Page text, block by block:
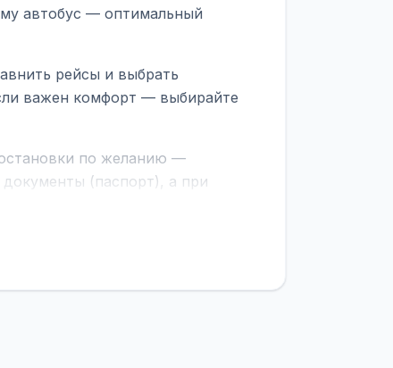
автобус — оптимальный
рейсы и выбрать
важен комфорт — выбирайте
по желанию —
(паспорт), а при
отопление, зарядка
Кнопка «Детали рейса»